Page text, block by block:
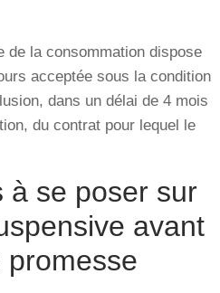
de la consommation dispose
acceptée sous la condition
dans un délai de 4 mois
du contrat pour lequel le
à se poser sur
avant
promesse